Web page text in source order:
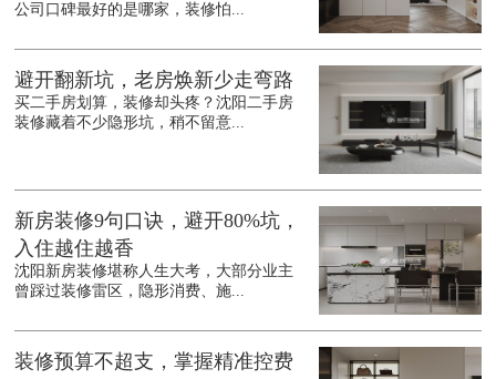
公司口碑最好的是哪家，装修怕...
避开翻新坑，老房焕新少走弯路
买二手房划算，装修却头疼？沈阳二手房
装修藏着不少隐形坑，稍不留意...
新房装修9句口诀，避开80%坑，
入住越住越香
沈阳新房装修堪称人生大考，大部分业主
曾踩过装修雷区，隐形消费、施...
装修预算不超支，掌握精准控费